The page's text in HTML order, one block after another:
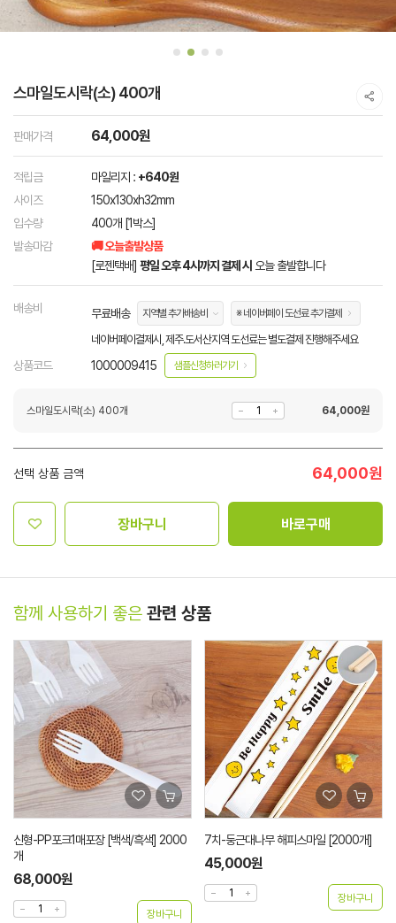
스마일도시락(소) 400개
판매가격 64,000원
적립금 마일리지 : +640원
사이즈
150x130xh32mm
입수량
400개 [1박스]
발송마감
🚚 오늘출발상품
[로젠택배] 평일 오후 4시까지 결제 시 오늘 출발합니다
배송비 무료배송 지역별 추가배송비 ※ 네이버페이 도선료 추가결제
네이버페이결제시, 제주.도서산지역 도선료는 별도결제 진행해주세요
상품코드 1000009415 샘플신청하러가기
스마일도시락(소) 400개 64,000원
선택 상품 금액 64,000원
장바구니 바로구매
함께 사용하기 좋은 관련 상품
신형-PP포크1매포장 [백색/흑색] 2000
개
68,000원
7치-둥근대나무 해피스마일 [2000개]
45,000원